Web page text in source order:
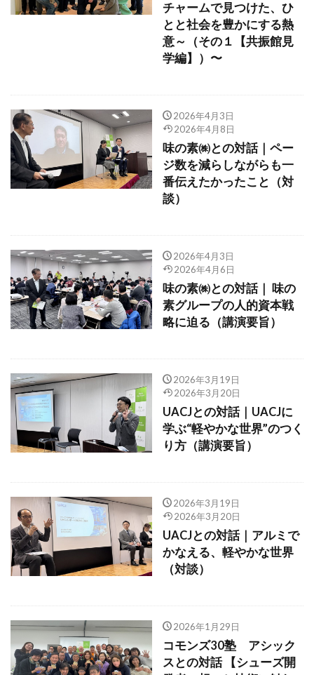
チャームで見つけた、ひ
とと社会を豊かにする熱
意～（その１【共振館見
学編】）〜
2026年4月3日
2026年4月8日
味の素㈱との対話｜ペー
ジ数を減らしながらも一
番伝えたかったこと（対
談）
2026年4月3日
2026年4月6日
味の素㈱との対話｜ 味の
素グループの人的資本戦
略に迫る（講演要旨）
2026年3月19日
2026年3月20日
UACJとの対話｜UACJに
学ぶ“軽やかな世界”のつく
り方（講演要旨）
2026年3月19日
2026年3月20日
UACJとの対話｜アルミで
かなえる、軽やかな世界
（対談）
2026年1月29日
コモンズ30塾 アシック
スとの対話 【シューズ開